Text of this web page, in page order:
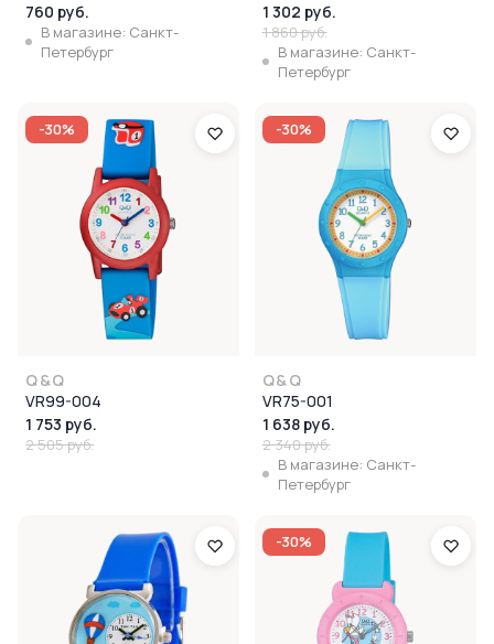
760 руб.
В магазине: Санкт-
Петербург
1 302 руб.
1 860 руб.
В магазине: Санкт-
Петербург
-30%
Q&Q
VR99-004
1 753 руб.
2 505 руб.
-30%
Q&Q
VR75-001
1 638 руб.
2 340 руб.
В магазине: Санкт-
Петербург
-30%